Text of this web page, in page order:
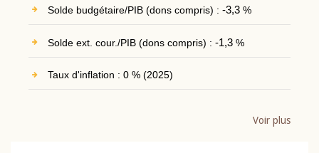
Solde budgétaire/PIB (dons compris) : -3,3%
Solde ext. cour./PIB (dons compris) : -1,3%
Taux d'inflation : 0 % (2025)
Voir plus